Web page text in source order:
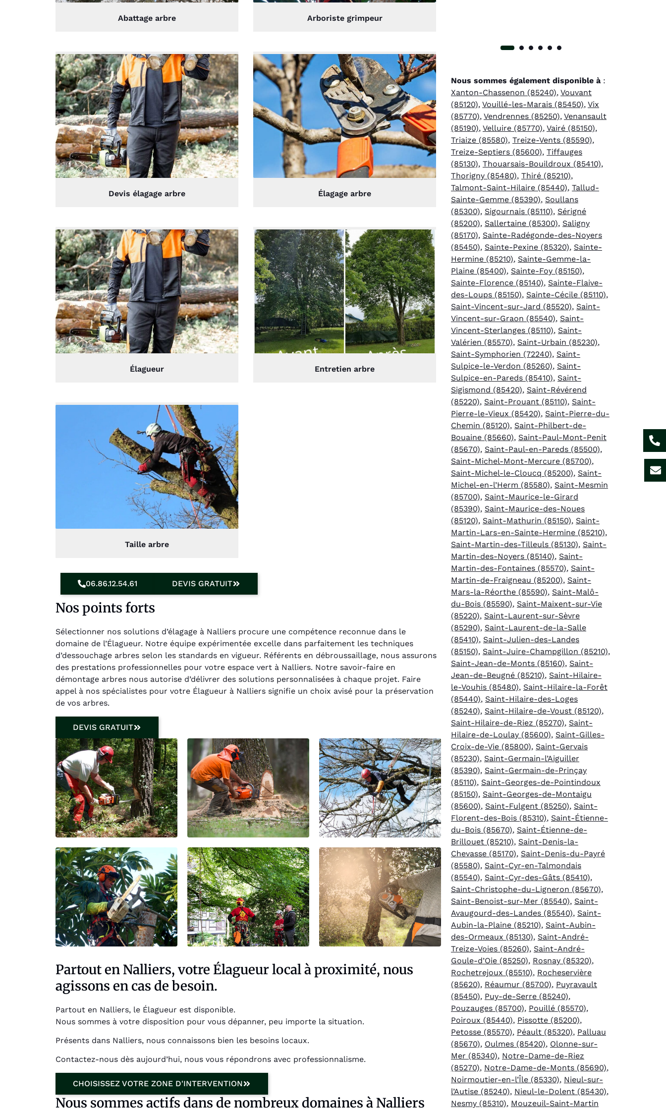
Abattage arbre Arboriste grimpeur
Devis élagage arbre Élagage arbre
Élagueur Entretien arbre
Taille arbre
06.86.12.54.61 DEVIS GRATUIT
Nos points forts
Sélectionner nos solutions d’élagage à Nalliers procure une compétence reconnue dans le
domaine de l’Élagueur. Notre équipe expérimentée excelle dans parfaitement les techniques
d’dessouchage arbres selon les standards en vigueur. Référents en débroussaillage, nous assurons
des prestations professionnelles pour votre espace vert à Nalliers. Notre savoir-faire en
démontage arbres nous autorise d’délivrer des solutions personnalisées à chaque projet. Faire
appel à nos spécialistes pour votre Élagueur à Nalliers signifie un choix avisé pour la préservation
de vos arbres.
DEVIS GRATUIT
Partout en Nalliers, votre Élagueur local à proximité, nous
agissons en cas de besoin.
Partout en Nalliers, le Élagueur est disponible.
Nous sommes à votre disposition pour vous dépanner, peu importe la situation.
Présents dans Nalliers, nous connaissons bien les besoins locaux.
Contactez-nous dès aujourd’hui, nous vous répondrons avec professionnalisme.
CHOISISSEZ VOTRE ZONE D'INTERVENTION
Nous sommes actifs dans de nombreux domaines à Nalliers
Nous sommes également disponible à :
Xanton-Chassenon (85240), Vouvant
(85120), Vouillé-les-Marais (85450), Vix
(85770), Vendrennes (85250), Venansault
(85190), Velluire (85770), Vairé (85150),
Triaize (85580), Treize-Vents (85590),
Treize-Septiers (85600), Tiffauges
(85130), Thouarsais-Bouildroux (85410),
Thorigny (85480), Thiré (85210),
Talmont-Saint-Hilaire (85440), Tallud-
Sainte-Gemme (85390), Soullans
(85300), Sigournais (85110), Sérigné
(85200), Sallertaine (85300), Saligny
(85170), Sainte-Radégonde-des-Noyers
(85450), Sainte-Pexine (85320), Sainte-
Hermine (85210), Sainte-Gemme-la-
Plaine (85400), Sainte-Foy (85150),
Sainte-Florence (85140), Sainte-Flaive-
des-Loups (85150), Sainte-Cécile (85110),
Saint-Vincent-sur-Jard (85520), Saint-
Vincent-sur-Graon (85540), Saint-
Vincent-Sterlanges (85110), Saint-
Valérien (85570), Saint-Urbain (85230),
Saint-Symphorien (72240), Saint-
Sulpice-le-Verdon (85260), Saint-
Sulpice-en-Pareds (85410), Saint-
Sigismond (85420), Saint-Révérend
(85220), Saint-Prouant (85110), Saint-
Pierre-le-Vieux (85420), Saint-Pierre-du-
Chemin (85120), Saint-Philbert-de-
Bouaine (85660), Saint-Paul-Mont-Penit
(85670), Saint-Paul-en-Pareds (85500),
Saint-Michel-Mont-Mercure (85700),
Saint-Michel-le-Cloucq (85200), Saint-
Michel-en-l’Herm (85580), Saint-Mesmin
(85700), Saint-Maurice-le-Girard
(85390), Saint-Maurice-des-Noues
(85120), Saint-Mathurin (85150), Saint-
Martin-Lars-en-Sainte-Hermine (85210),
Saint-Martin-des-Tilleuls (85130), Saint-
Martin-des-Noyers (85140), Saint-
Martin-des-Fontaines (85570), Saint-
Martin-de-Fraigneau (85200), Saint-
Mars-la-Réorthe (85590), Saint-Malô-
du-Bois (85590), Saint-Maixent-sur-Vie
(85220), Saint-Laurent-sur-Sèvre
(85290), Saint-Laurent-de-la-Salle
(85410), Saint-Julien-des-Landes
(85150), Saint-Juire-Champgillon (85210),
Saint-Jean-de-Monts (85160), Saint-
Jean-de-Beugné (85210), Saint-Hilaire-
le-Vouhis (85480), Saint-Hilaire-la-Forêt
(85440), Saint-Hilaire-des-Loges
(85240), Saint-Hilaire-de-Voust (85120),
Saint-Hilaire-de-Riez (85270), Saint-
Hilaire-de-Loulay (85600), Saint-Gilles-
Croix-de-Vie (85800), Saint-Gervais
(85230), Saint-Germain-l’Aiguiller
(85390), Saint-Germain-de-Prinçay
(85110), Saint-Georges-de-Pointindoux
(85150), Saint-Georges-de-Montaigu
(85600), Saint-Fulgent (85250), Saint-
Florent-des-Bois (85310), Saint-Étienne-
du-Bois (85670), Saint-Étienne-de-
Brillouet (85210), Saint-Denis-la-
Chevasse (85170), Saint-Denis-du-Payré
(85580), Saint-Cyr-en-Talmondais
(85540), Saint-Cyr-des-Gâts (85410),
Saint-Christophe-du-Ligneron (85670),
Saint-Benoist-sur-Mer (85540), Saint-
Avaugourd-des-Landes (85540), Saint-
Aubin-la-Plaine (85210), Saint-Aubin-
des-Ormeaux (85130), Saint-André-
Treize-Voies (85260), Saint-André-
Goule-d’Oie (85250), Rosnay (85320),
Rochetrejoux (85510), Rocheservière
(85620), Réaumur (85700), Puyravault
(85450), Puy-de-Serre (85240),
Pouzauges (85700), Pouillé (85570),
Poiroux (85440), Pissotte (85200),
Petosse (85570), Péault (85320), Palluau
(85670), Oulmes (85420), Olonne-sur-
Mer (85340), Notre-Dame-de-Riez
(85270), Notre-Dame-de-Monts (85690),
Noirmoutier-en-l’Île (85330), Nieul-sur-
l’Autise (85240), Nieul-le-Dolent (85430),
Nesmy (85310), Mouzeuil-Saint-Martin